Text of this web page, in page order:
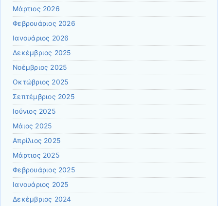
Μάρτιος 2026
Φεβρουάριος 2026
Ιανουάριος 2026
Δεκέμβριος 2025
Νοέμβριος 2025
Οκτώβριος 2025
Σεπτέμβριος 2025
Ιούνιος 2025
Μάιος 2025
Απρίλιος 2025
Μάρτιος 2025
Φεβρουάριος 2025
Ιανουάριος 2025
Δεκέμβριος 2024